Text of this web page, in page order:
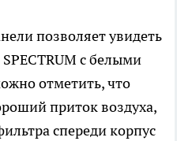
позволяет увидеть
с белыми
отметить, что
приток воздуха,
спереди корпус